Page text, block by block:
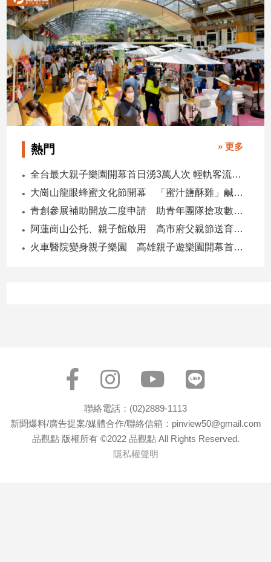
動
寵
物
Pet
影
音
專
區
作
媒
體
熱門 » 更多
全台最大親子樂園開幕首日湧3萬人次 輕軌客流增20倍
大崗山龍眼蜂蜜文化節開幕 「蜜汁鹽酥雞」鹹甜跨界搶話題
青創參展補助開放二度申請 助青年團隊搶攻數位轉型商機
阿蓮崗山公托、親子館啟用 高市府父親節送育兒暖禮
火車醫院變身親子樂園 高雄親子遊樂園開幕首日爆棚
聯絡電話：(02)2889-1113
新聞爆料/廣告提案/媒體合作/聯絡信箱：pinview50@gmail.com
品觀點 版權所有 ©2022 品觀點 All Rights Reserved.
隱私權聲明